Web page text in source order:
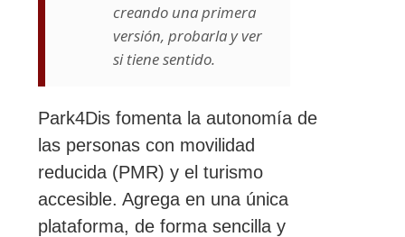
creando una primera
versión, probarla y ver
si tiene sentido.
Park4Dis fomenta la autonomía de
las personas con movilidad
reducida (PMR) y el turismo
accesible. Agrega en una única
plataforma, de forma sencilla y